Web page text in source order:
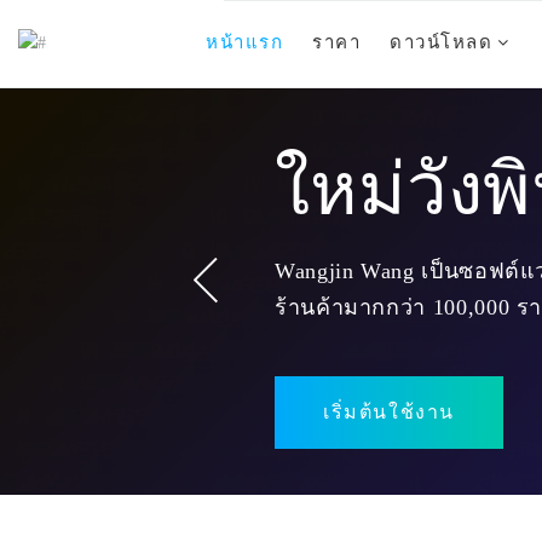
หน้าแรก ราคา ดาวน์โหลด
ใหม่วัง
Wangjin Wang เป็นซอฟ
ร้านค้ามากกว่า 100,000
เริ่มต้นใช้งาน